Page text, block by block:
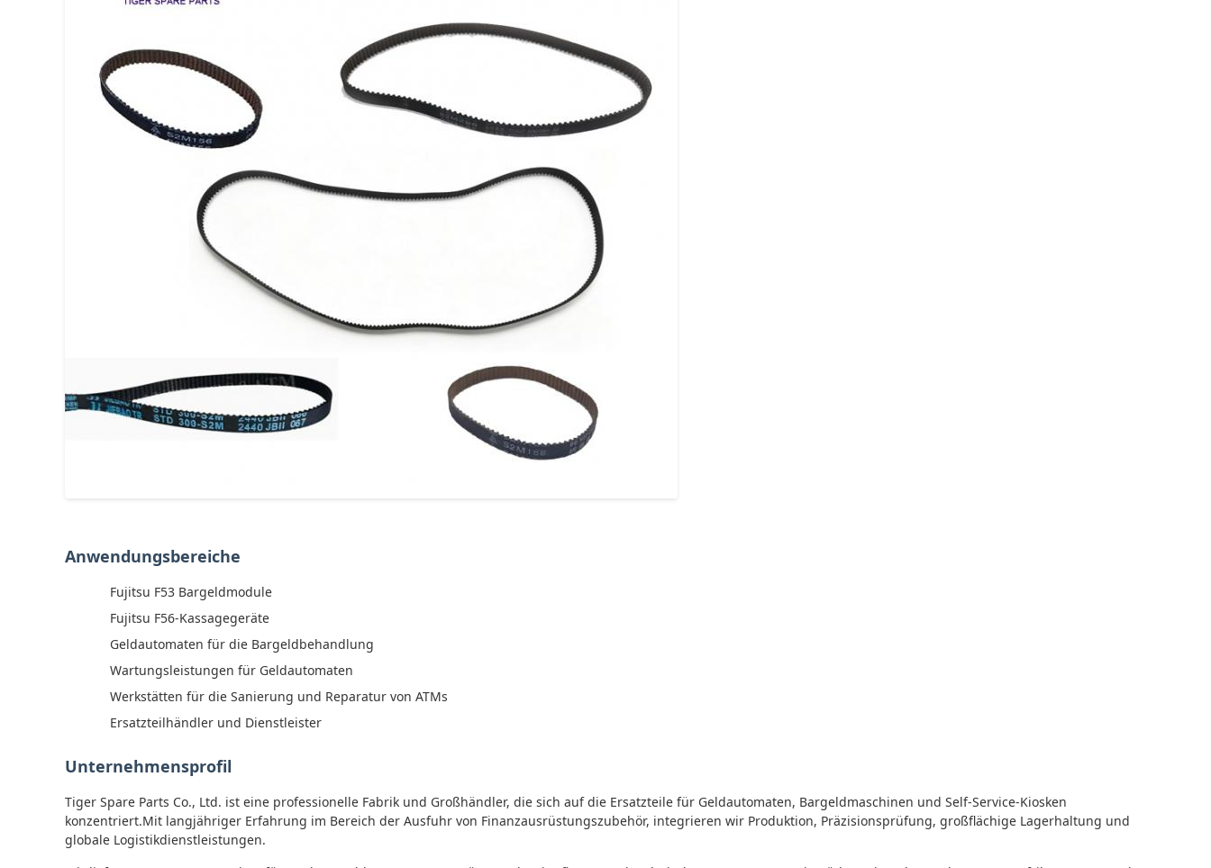
Anwendungsbereiche
Fujitsu F53 Bargeldmodule
Fujitsu F56-Kassagegeräte
Geldautomaten für die Bargeldbehandlung
Wartungsleistungen für Geldautomaten
Werkstätten für die Sanierung und Reparatur von ATMs
Ersatzteilhändler und Dienstleister
Unternehmensprofil
Tiger Spare Parts Co., Ltd. ist eine professionelle Fabrik und Großhändler, die sich auf die Ersatzteile für Geldautomaten, Bargeldmaschinen und Self-Service-Kiosken
konzentriert.Mit langjähriger Erfahrung im Bereich der Ausfuhr von Finanzausrüstungszubehör, integrieren wir Produktion, Präzisionsprüfung, großflächige Lagerhaltung und
globale Logistikdienstleistungen.